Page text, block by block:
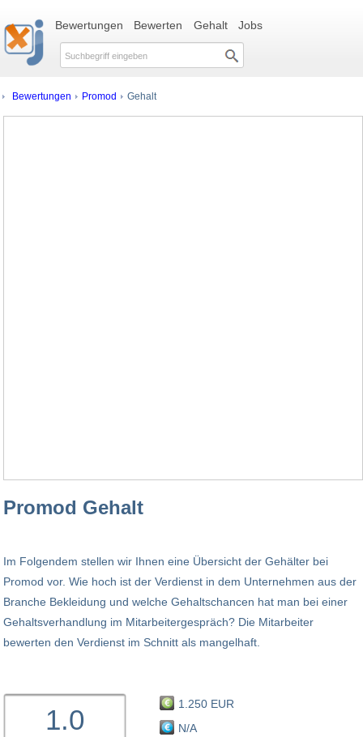
Bewertungen Bewerten Gehalt Jobs
Bewertungen Promod Gehalt
Promod Gehalt
Im Folgendem stellen wir Ihnen eine Übersicht der Gehälter bei
Promod vor. Wie hoch ist der Verdienst in dem Unternehmen aus der
Branche Bekleidung und welche Gehaltschancen hat man bei einer
Gehaltsverhandlung im Mitarbeitergespräch? Die Mitarbeiter
bewerten den Verdienst im Schnitt als mangelhaft.
1.0
1.250 EUR
N/A